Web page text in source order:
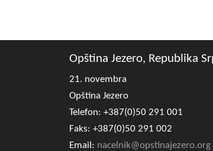
Opština Jezero, Republika
21. novembra
Opština Jezero
Telefon: +387(0)50 291 001
Faks: +387(0)50 291 002
Email: nacelnik@opstinajezero.org